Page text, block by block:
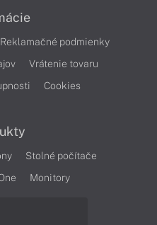
Reklamačné podmienky
Vrátenie tovaru
Cookies
Stolné počítače
Monitory